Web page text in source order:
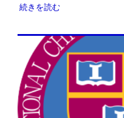
続きを読む